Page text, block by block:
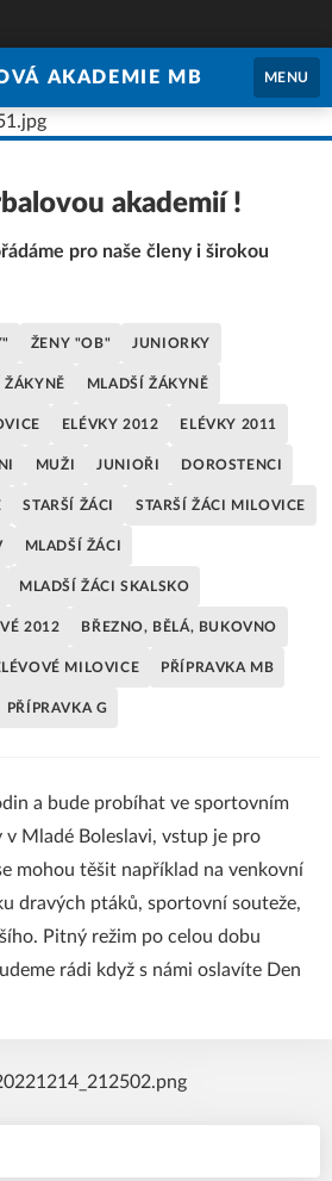
AKADEMIE MB MENU
akademií !
pro naše členy i širokou
ŽENY "OB" JUNIORKY
ŽÁKYNĚ MLADŠÍ ŽÁKYNĚ
ELÉVKY 2012 ELÉVKY 2011
MUŽI JUNIOŘI DOROSTENCI
STARŠÍ ŽÁCI STARŠÍ ŽÁCI MILOVICE
MLADŠÍ ŽÁCI
MLADŠÍ ŽÁCI SKALSKO
2012 BŘEZNO, BĚLÁ, BUKOVNO
MILOVICE PŘÍPRAVKA MB
PŘÍPRAVKA G
a bude probíhat ve sportovním
v Mladé Boleslavi, vstup je pro
mohou těšit například na venkovní
dravých ptáků, sportovní souteže,
Pitný režim po celou dobu
rádi když s námi oslavíte Den